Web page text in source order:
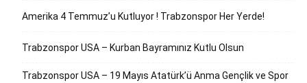
Amerika 4 Temmuz’u Kutluyor ! Trabzonspor Her Yerde!
Trabzonspor USA – Kurban Bayramınız Kutlu Olsun
Trabzonspor USA – 19 Mayıs Atatürk’ü Anma Gençlik ve Spor